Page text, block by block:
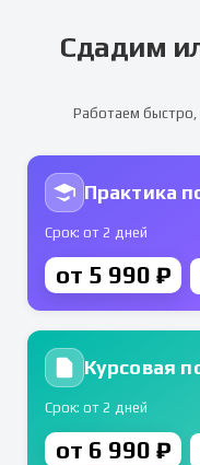
Сдадим
Работаем быстро,
Практика
Срок: от 2 дней
от 5 990 ₽
Курсовая
Срок: от 2 дней
от 6 990 ₽